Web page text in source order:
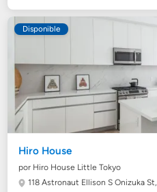
Disponible
Hiro House
por Hiro House Little Tokyo
118 Astronaut Ellison S Onizuka St,